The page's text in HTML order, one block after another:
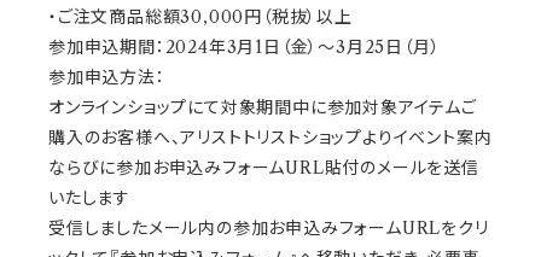
・ご注文商品総額30,000円（税抜）以上
参加申込期間：2024年3月1日（金）～3月25日（月）
参加申込方法：
オンラインショップにて対象期間中に参加対象アイテムご
購入のお客様へ、アリストトリストショップよりイベント案内
ならびに参加お申込みフォームURL貼付のメールを送信
いたします
受信しましたメール内の参加お申込みフォームURLをクリ